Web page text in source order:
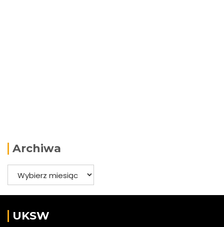
Archiwa
Archiwa
UKSW